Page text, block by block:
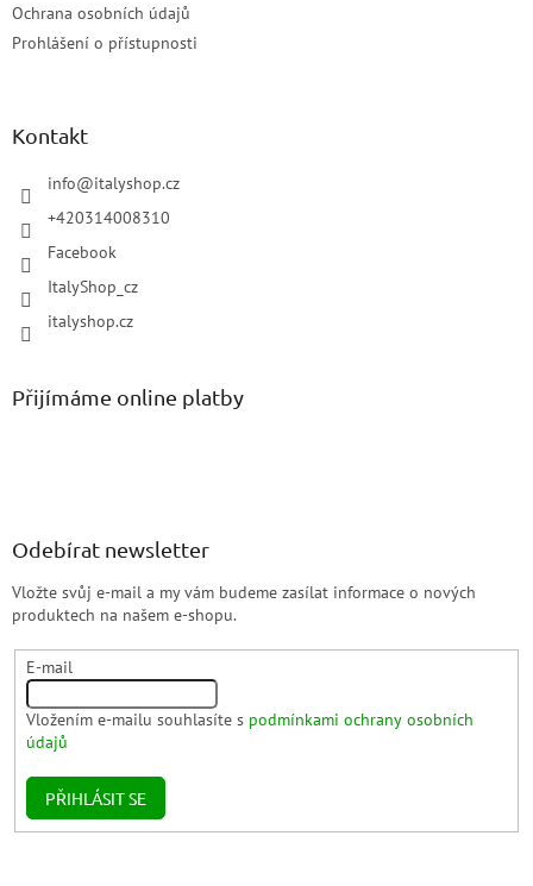
Ochrana osobních údajů
Prohlášení o přístupnosti
Kontakt
info@italyshop.cz
+420314008310
Facebook
ItalyShop_cz
italyshop.cz
Přijímáme online platby
Odebírat newsletter
Vložte svůj e-mail a my vám budeme zasílat informace o nových
produktech na našem e-shopu.
E-mail
Vložením e-mailu souhlasíte s podmínkami ochrany osobních
údajů
PŘIHLÁSIT SE